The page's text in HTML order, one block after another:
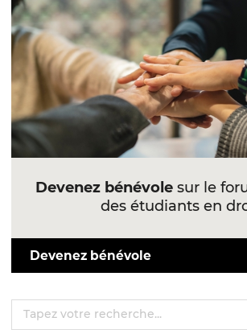
Devenez bénévolesur le
des étudiants en
Devenez bénévole